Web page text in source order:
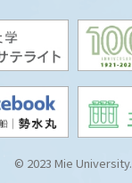
© 2023 Mie University.